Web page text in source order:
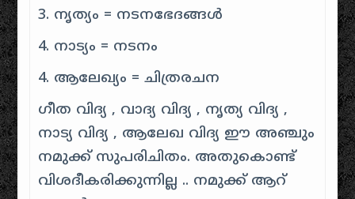
3. നൃത്യം = നടനഭേദങ്ങൾ
4. നാട്യം = നടനം
4. ആലേഖ്യം = ചിത്രരചന
ഗീത വിദ്യ , വാദ്യ വിദ്യ , നൃത്യ വിദ്യ ,
നാട്യ വിദ്യ , ആലേഖ വിദ്യ ഈ അഞ്ചും
നമുക്ക് സുപരിചിതം. അതുകൊണ്ട്
വിശദീകരിക്കുന്നില്ല .. നമുക്ക് ആറ്